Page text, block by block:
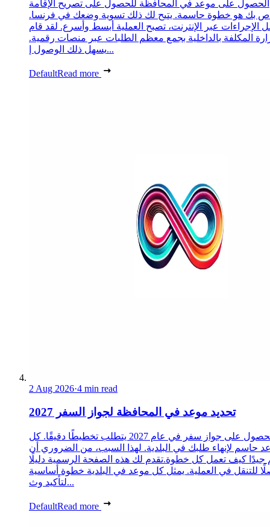
الحصول على موعد في المحافظة للحصول على تصريح الإقامة
بك هو خطوة حاسمة. يتيح لك ذلك تسوية وضعك في فرنسا.
الإجراءات عبر الإنترنت، تصبح العملية أبسط وأسرع. لقد قام
المكلفة بالداخلية بجمع معظم الطلبات عبر منصات رقمية.
يسهل ذلك الوصول إ...
DefaultRead more
2 Aug 2026·4 min read
تحديد موعد في المحافظة لجواز السفر 2027
الحصول على جواز سفر في عام 2027 يتطلب تخطيطًا دقيقًا. كل
حاسم لإنهاء طلبك في البلدية. لهذا السبب، من الضروري أن
جيدًا كيف تعمل كل خطوة.تقدم لك هذه الصفحة الرسمية دليلًا
للتنقل في العملية. يمثل كل موعد في البلدية خطوة أساسية
لتأكيد وث...
DefaultRead more